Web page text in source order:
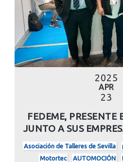
2025
APR
23
FEDEME, PRESENTE
JUNTO A SUS
Asociación de Talleres de Sevilla
Motortec
AUTOMOCIÓN